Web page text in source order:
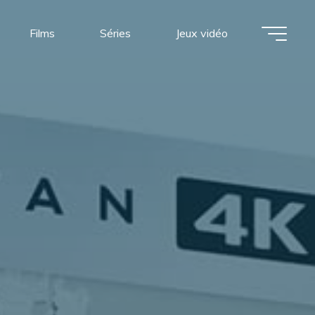
Films Séries Jeux vidéo